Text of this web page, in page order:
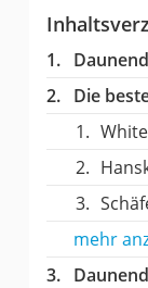
Die
mehr